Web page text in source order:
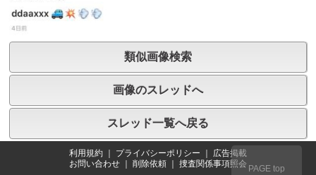
類似画像検索
画像のスレッドへ
スレッド一覧へ戻る
利用規約 ｜ プライバシーポリシー ｜ 広告掲載
お問い合わせ ｜ 削除依頼 ｜ 捜査関係事項照会
PAGE top